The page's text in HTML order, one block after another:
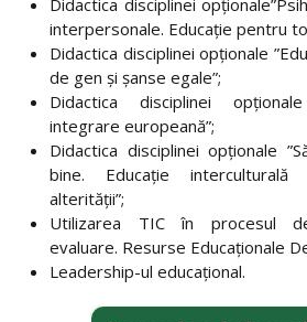
Didactica disciplinei
interpersonale. Educaţie pentru
Didactica disciplinei opționale
de gen şi şanse egale”;
Didactica disciplinei
integrare europeană”;
Didactica disciplinei opționale
bine. Educaţie interculturală
alterităţii”;
Utilizarea TIC în procesul
evaluare. Resurse Educaţionale
Leadership-ul educațional.